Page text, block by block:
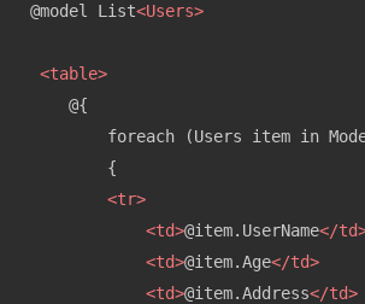
@model List<Users>
<table>
<tr>
<td>@item.UserName</td
<td>@item.Age</td>
<td>@item.Address</td>